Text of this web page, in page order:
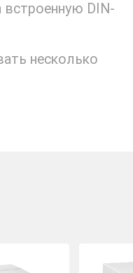
встроенную DIN-
несколько